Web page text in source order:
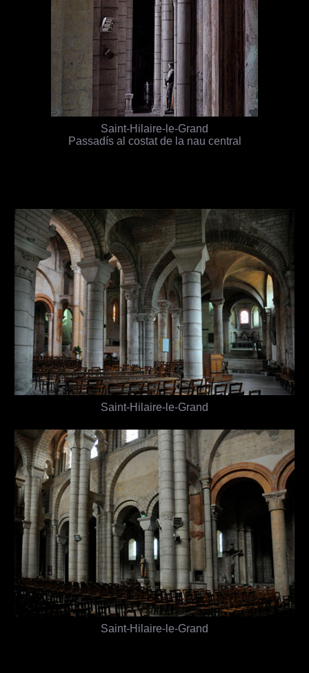
Saint-Hilaire-le-Grand
Passadís al costat de la nau central
Saint-Hilaire-le-Grand
Saint-Hilaire-le-Grand